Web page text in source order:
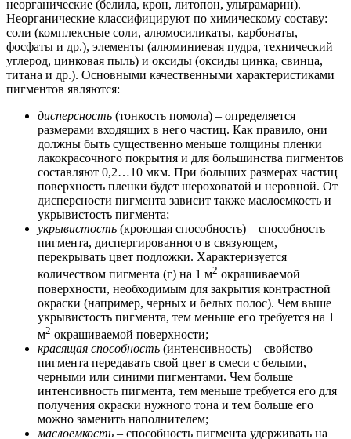
неорганические (белила, крон, литопон, ультрамарин).
Неорганические классифицируют по химическому составу:
соли (комплексные соли, алюмосиликаты, карбонаты,
фосфаты и др.), элементы (алюминиевая пудра, технический
углерод, цинковая пыль) и оксиды (оксиды цинка, свинца,
титана и др.). Основными качественными характеристиками
пигментов являются:
дисперсность (тонкость помола) – определяется
размерами входящих в него частиц. Как правило, они
должны быть существенно меньше толщины пленки
лакокрасочного покрытия и для большинства пигментов
составляют 0,2…10 мкм. При больших размерах частиц
поверхность пленки будет шероховатой и неровной. От
дисперсности пигмента зависит также маслоемкость и
укрывистость пигмента;
укрывистость (кроющая способность) – способность
пигмента, диспергированного в связующем,
перекрывать цвет подложки. Характеризуется
количеством пигмента (г) на 1 м2 окрашиваемой
поверхности, необходимым для закрытия контрастной
окраски (например, черных и белых полос). Чем выше
укрывистость пигмента, тем меньше его требуется на 1
м2 окрашиваемой поверхности;
красящая способность (интенсивность) – свойство
пигмента передавать свой цвет в смеси с белыми,
черными или синими пигментами. Чем больше
интенсивность пигмента, тем меньше требуется его для
получения окраски нужного тона и тем больше его
можно заменить наполнителем;
маслоемкость – способность пигмента удерживать на